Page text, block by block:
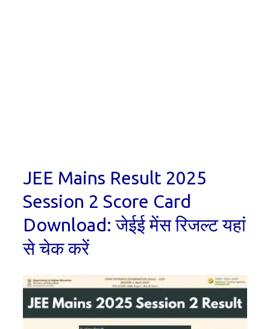
JEE Mains Result 2025
Session 2 Score Card
Download: जेईई मेंस रिजल्ट यहां
से चेक करें